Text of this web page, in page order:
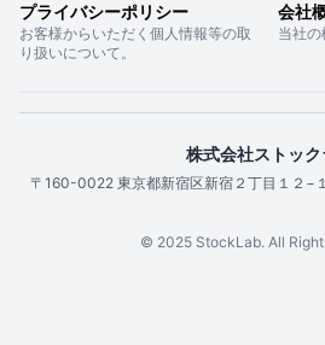
プライバシーポリシー
お客様からいただく個人情報等の取
り扱いについて。
会社
当社の
株式会社ストッ
〒160-0022 東京都新宿区新宿２丁目１２−
© 2025 StockLab. All